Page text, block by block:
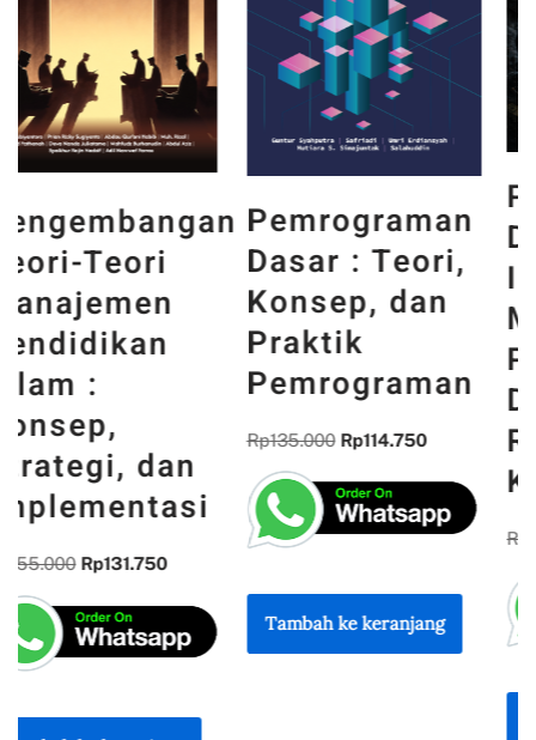
Pemrograman
Dasar : Teori,
Konsep, dan
Praktik
Pemrograman
Tambah ke keranjang
PANCASILA
DAN WAJAH
INDONESIA :
MEMORI,
PENGALAMAN,
DAN
REFLEKSI
KEBANGSAAN